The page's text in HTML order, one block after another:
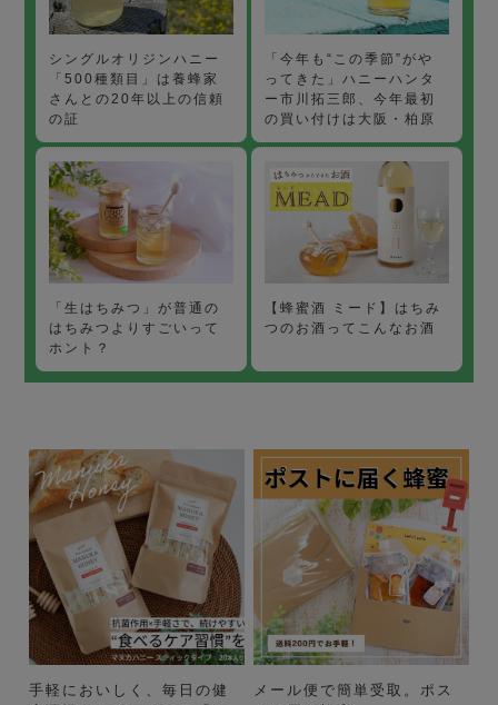
シングルオリジンハニー
「500種類目」は養蜂家
さんとの20年以上の信頼
の証
「今年も“この季節”がや
ってきた」ハニーハンタ
ー市川拓三郎、今年最初
の買い付けは大阪・柏原
「生はちみつ」が普通の
はちみつよりすごいって
ホント？
【蜂蜜酒 ミード】はちみ
つのお酒ってこんなお酒
手軽においしく、毎日の健
メール便で簡単受取。ポス